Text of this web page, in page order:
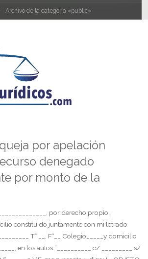
Archivo de la categoría «public»
por apelación
denegado
por monto de la
por derecho propio,
constituido juntamente con mi letrado
T° __, F°__ Colegio_____y domicilio
en los autos “__________ c/ _________ s/